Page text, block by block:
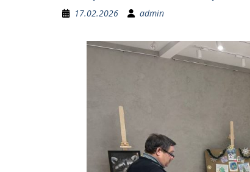
17.02.2026 admin